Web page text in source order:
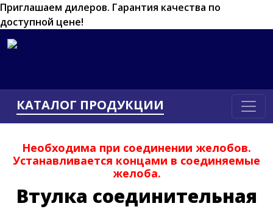
Приглашаем дилеров. Гарантия качества по
доступной цене!
КАТАЛОГ ПРОДУКЦИИ
Необходима при соединении желобов.
Устанавливается концами в соединяемые
желоба.
Втулка соединительная